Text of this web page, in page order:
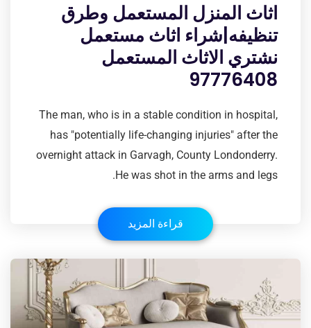
اثاث المنزل المستعمل وطرق
تنظيفه|شراء اثاث مستعمل
نشتري الاثاث المستعمل
97776408
The man, who is in a stable condition in hospital,
has "potentially life-changing injuries" after the
overnight attack in Garvagh, County Londonderry.
He was shot in the arms and legs.
قراءة المزيد